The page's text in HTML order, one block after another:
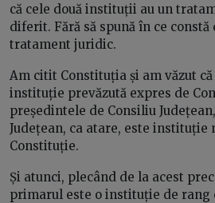
că cele două instituții au un
diferit. Fără să spună în ce
tratament juridic.
Am citit Constituția și am văzut
instituție prevăzută expres de
președintele de Consiliu
Județean, ca atare, este instituție
Constituție.
Și atunci, plecând de la acest
primarul este o instituție de rang